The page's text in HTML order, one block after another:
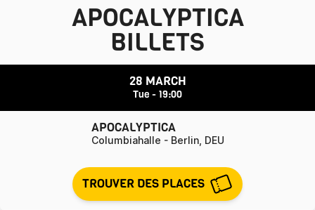
APOCALYPTICA
BILLETS
28 MARCH
Tue - 19:00
APOCALYPTICA
Columbiahalle - Berlin, DEU
TROUVER DES PLACES